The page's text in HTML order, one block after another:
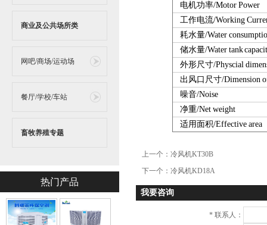
商业及公共场所类
网吧/商场/运动场
餐厅/学校/车站
畜牧养殖专题
热门产品
电机功率/Motor Power
工作电流/Working
耗水量/Water
储水量/Water tank
外形尺寸/Physcial
出风口尺寸/Dimension
噪音/Noise
净重/Net weight
适用面积/Effective area
上一个： 冷风机KT30B
下一个： 冷风机KD18A
我要咨询
* 联系人：